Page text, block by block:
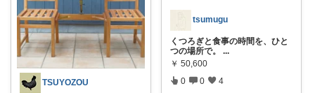
TSUYOZOU
tsumugu
くつろぎと食事の時間を、ひと
つの場所で。 ...
￥ 50,600
0 0 4